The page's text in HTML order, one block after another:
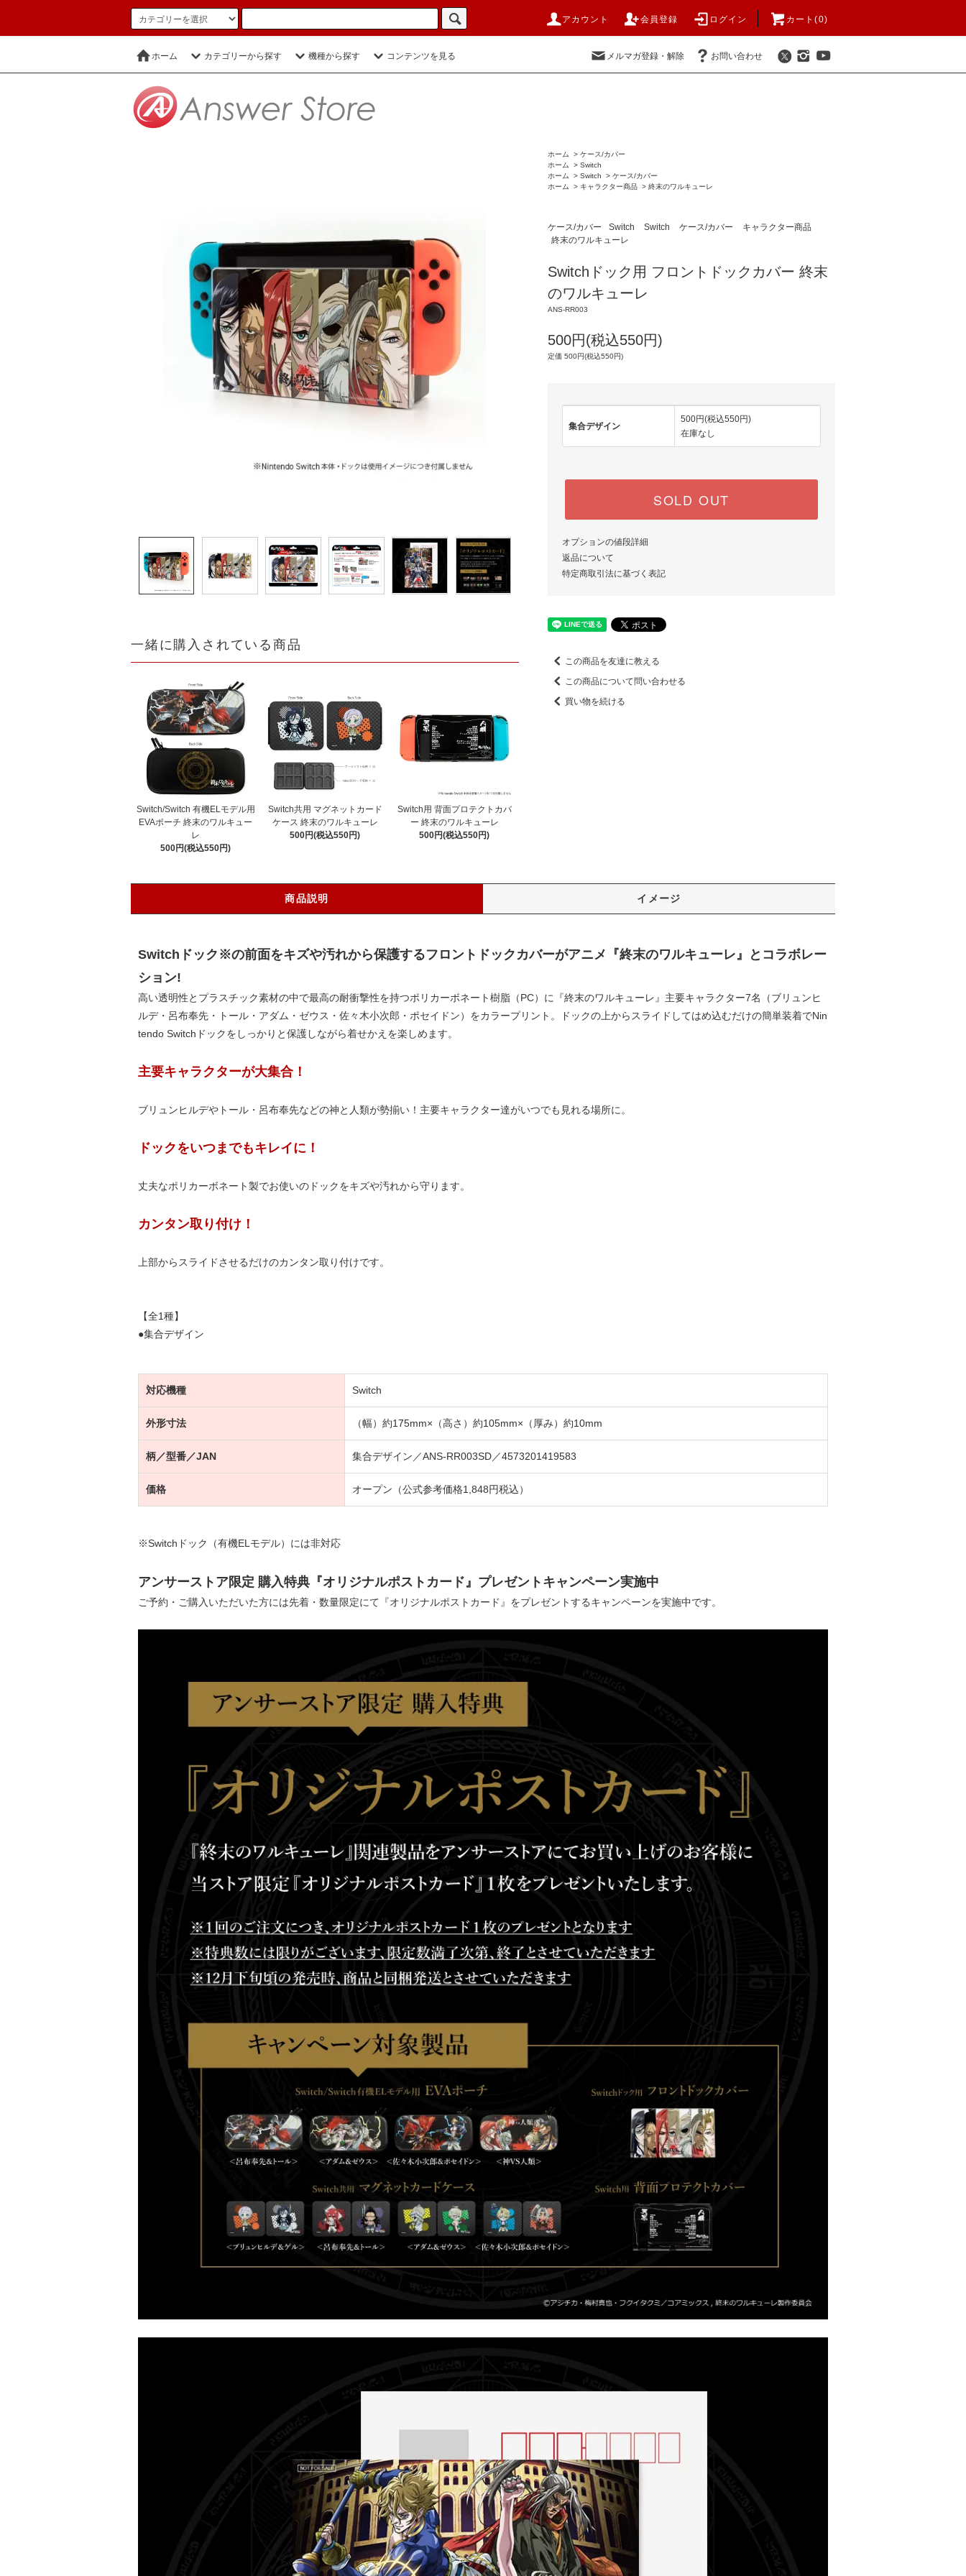
アカウント 会員登録 ログイン カート(0)
ホーム カテゴリーから探す 機種から探す コンテンツを見る メルマガ登録・解除 お問い合わせ
一緒に購入されている商品
Switch/Switch 有機ELモデル用
EVAポーチ 終末のワルキュー
レ
500円(税込550円)
Switch共用 マグネットカード
ケース 終末のワルキューレ
500円(税込550円)
Switch用 背面プロテクトカバ
ー 終末のワルキューレ
500円(税込550円)
ホーム > ケース/カバー
ホーム
> Switch
ホーム
> Switch > ケース/カバー
ホーム
> キャラクター商品 > 終末のワルキューレ
ケース/カバー Switch Switch ケース/カバー
キャラクター商品
終末のワルキューレ
Switchドック用 フロントドックカバー 終末
のワルキューレ
ANS-RR003
500円(税込550円)
定価 500円(税込550円)
集合デザイン
500円(税込550円)
在庫なし
SOLD OUT
オプションの値段詳細
返品について
特定商取引法に基づく表記
この商品を友達に教える
この商品について問い合わせる
買い物を続ける
商品説明 イメージ
Switchドック※の前面をキズや汚れから保護するフロントドックカバーがアニメ『終末のワルキューレ』とコラボレー
ション!
高い透明性とプラスチック素材の中で最高の耐衝撃性を持つポリカーボネート樹脂（PC）に『終末のワルキューレ』主要キャラクター7名（ブリュンヒ
ルデ・呂布奉先・トール・アダム・ゼウス・佐々木小次郎・ポセイドン）をカラープリント。ドックの上からスライドしてはめ込むだけの簡単装着でNin
tendo Switchドックをしっかりと保護しながら着せかえを楽しめます。
主要キャラクターが大集合！
ブリュンヒルデやトール・呂布奉先などの神と人類が勢揃い！主要キャラクター達がいつでも見れる場所に。
ドックをいつまでもキレイに！
丈夫なポリカーボネート製でお使いのドックをキズや汚れから守ります。
カンタン取り付け！
上部からスライドさせるだけのカンタン取り付けです。
【全1種】
●集合デザイン
対応機種 Switch
外形寸法 （幅）約175mm×（高さ）約105mm×（厚み）約10mm
柄／型番／JAN 集合デザイン／ANS-RR003SD／4573201419583
価格 オープン（公式参考価格1,848円税込）
※Switchドック（有機ELモデル）には非対応
アンサーストア限定 購入特典『オリジナルポストカード』プレゼントキャンペーン実施中
ご予約・ご購入いただいた方には先着・数量限定にて『オリジナルポストカード』をプレゼントするキャンペーンを実施中です。